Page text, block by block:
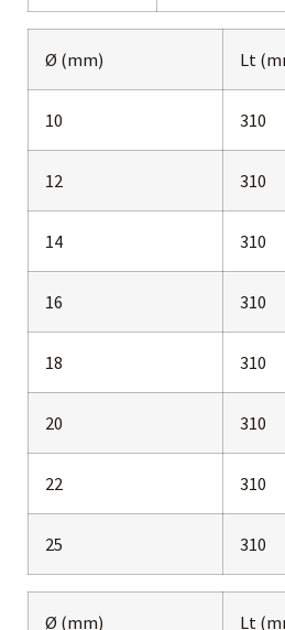
Ø (mm) Lt
10 310
12 310
14 310
16 310
18 310
20 310
22 310
25 310
Ø (mm) Lt